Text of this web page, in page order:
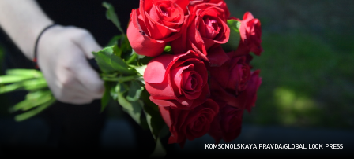
KOMSOMOLSKAYA PRAVDA/GLOBAL LOOK PRESS